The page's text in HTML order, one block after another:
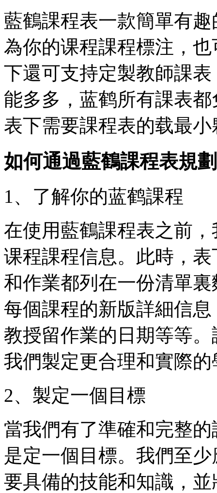
藍鶴課程表一款簡單有
為你的课程課程標注，
下還可支持定製教師課
能多多，蓝鹤所有課表
表下需要課程表的载最
如何通過藍鶴課程表規
1、了解你的蓝鹤課程
在使用藍鶴課程表之前
课程課程信息。此時，
和作業都列在一份清單
每個課程的新版詳細信
教授留作業的日期等等
我們製定更合理和實際
2、製定一個目標
當我們有了準確和完整
是定一個目標。我們至
要具備的技能和知識，